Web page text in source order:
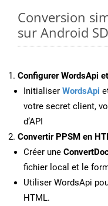
Conversion
sur Android
Configurer WordsApi
Initialiser WordsApi
votre secret client,
d’API
Convertir PPSM en
Créer une
fichier local et le
Utiliser WordsApi
HTML.